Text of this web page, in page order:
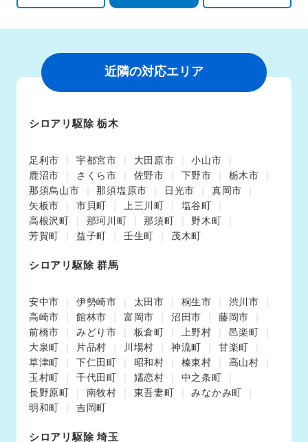
近隣の対応エリア
シロアリ駆除 栃木
足利市 宇都宮市 大田原市
小山市
鹿沼市
さくら市 佐野市 下野市
栃木市
那須烏山市
那須塩原市 日光市
真岡市
矢板市
市貝町 上三川町
塩谷町
高根沢町
那珂川町 那須町
野木町
芳賀町
益子町 壬生町 茂木町
シロアリ駆除 群馬
安中市 伊勢崎市 太田市 桐生市
渋川市
高崎市
館林市 富岡市 沼田市
藤岡市
前橋市
みどり市 板倉町 上野村
邑楽町
大泉町
片品村 川場村 神流町
甘楽町
草津町
下仁田町 昭和村 榛東村
高山村
玉村町
千代田町 嬬恋村
中之条町
長野原町
南牧村 東吾妻町
みなかみ町
明和町
吉岡町
シロアリ駆除 埼玉